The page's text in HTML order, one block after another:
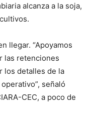
alcanza a la soja,
llegar. “Apoyamos
las retenciones
los detalles de la
señaló
CEC, a poco de